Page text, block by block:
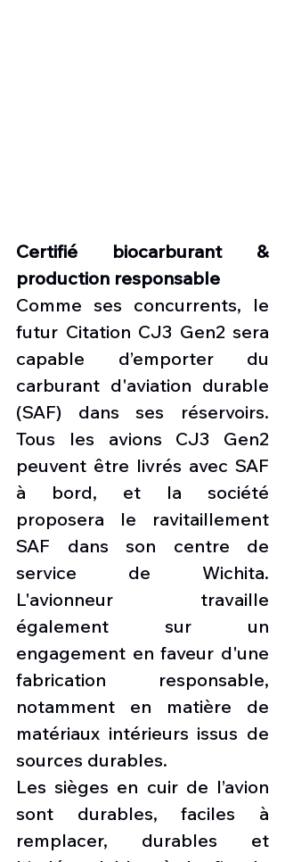
Certifié biocarburant &
production responsable
Comme ses concurrents, le
futur Citation CJ3 Gen2 sera
capable d’emporter du
carburant d'aviation durable
(SAF) dans ses réservoirs.
Tous les avions CJ3 Gen2
peuvent être livrés avec SAF
à bord, et la société
proposera le ravitaillement
SAF dans son centre de
service de Wichita.
L'avionneur travaille
également sur un
engagement en faveur d'une
fabrication responsable,
notamment en matière de
matériaux intérieurs issus de
sources durables.
Les sièges en cuir de l’avion
sont durables, faciles à
remplacer, durables et